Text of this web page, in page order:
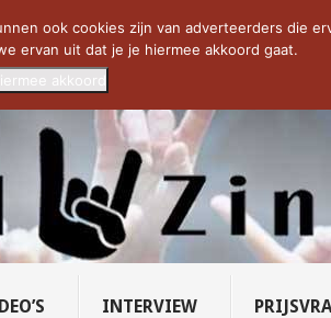
SAVATAGE KOMT TERUG IN 0... CD VAN
INTERVIEW
ook cookies zijn van adverteerders die
ervan uit dat je je hiermee akkoord gaat.
akkoord